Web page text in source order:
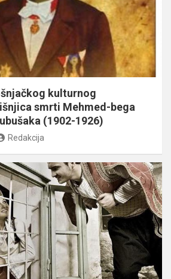
kulturnog
smrti Mehmed-bega
(1902-1926)
Redakcija